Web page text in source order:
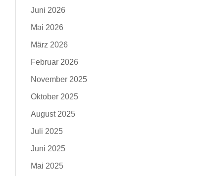
Juni 2026
Mai 2026
März 2026
Februar 2026
November 2025
Oktober 2025
August 2025
Juli 2025
Juni 2025
Mai 2025